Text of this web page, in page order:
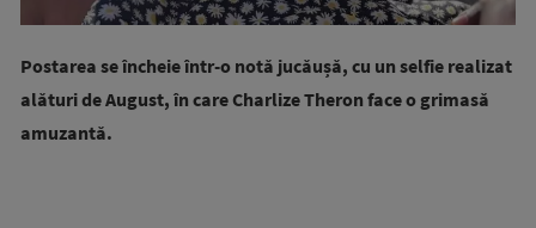
Postarea se încheie într-o notă jucăușă, cu un selfie realizat
alături de August, în care Charlize Theron face o grimasă
amuzantă.